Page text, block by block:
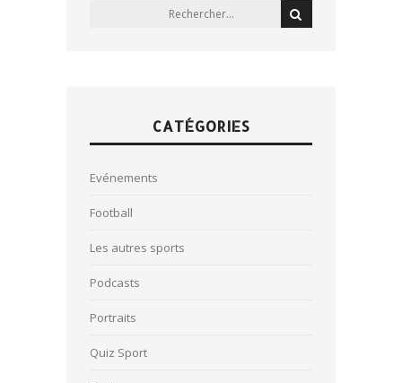
CATÉGORIES
Evénements
Football
Les autres sports
Podcasts
Portraits
Quiz Sport